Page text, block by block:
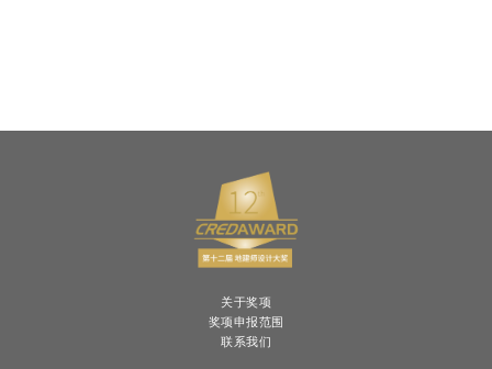
关于奖项
奖项申报范围
联系我们